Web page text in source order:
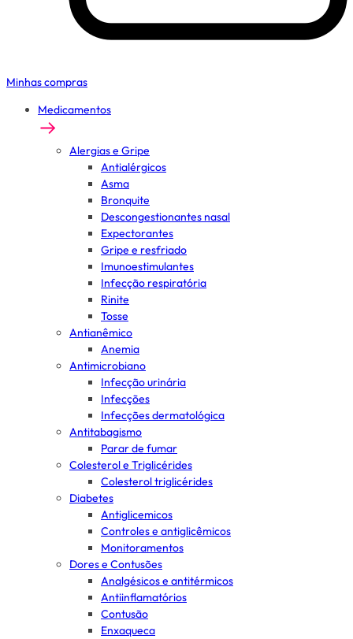
Minhas compras
Medicamentos
Alergias e Gripe
Antialérgicos
Asma
Bronquite
Descongestionantes nasal
Expectorantes
Gripe e resfriado
Imunoestimulantes
Infecção respiratória
Rinite
Tosse
Antianêmico
Anemia
Antimicrobiano
Infecção urinária
Infecções
Infecções dermatológica
Antitabagismo
Parar de fumar
Colesterol e Triglicérides
Colesterol triglicérides
Diabetes
Antiglicemicos
Controles e antiglicêmicos
Monitoramentos
Dores e Contusões
Analgésicos e antitérmicos
Antiinflamatórios
Contusão
Enxaqueca